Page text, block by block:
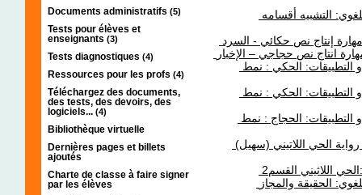
Documents administratifs (5)
Tests pour élèves et
enseignants (3)
Tests diagnostiques (4)
Ressources pour les profs (4)
Téléchargez des documents,
des tests, des devoirs, des
logiciels... (4)
Bibliothèque virtuelle
Dernières pages et billets
ajoutés
Charte de classe à faire signer
par les élèves
التشبيه أقسامه
مهارة إنتاج نص حكائي - السرد
انتاج نص حجاجي – الإخبار
(المؤلفات رواية الحي اللاتيني (سهيل
اللاثيني القسم2
الحقيقة والمجاز